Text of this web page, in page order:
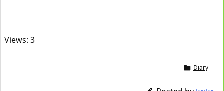
Views: 3
 Diary